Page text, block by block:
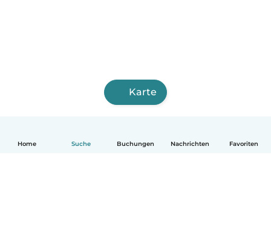
Home Suche Buchungen Nachrichten Favoriten
Karte